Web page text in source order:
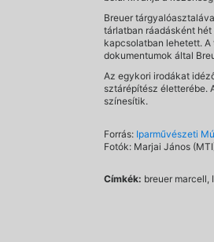
Breuer
tárlatban ráadásként
kapcsolatban lehetett.
dokumentumok által
Az egykori irodákat
sztárépítész életterébe.
színesítik.
Forrás: Iparművészeti
Fotók: Marjai János
Címkék: breuer marcell,